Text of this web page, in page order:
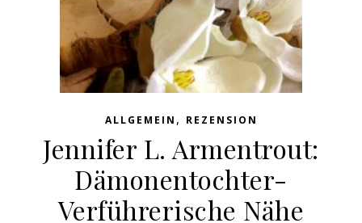
ALLGEMEIN , REZENSION
Jennifer L. Armentrout:
Dämonentochter-
Verführerische Nähe